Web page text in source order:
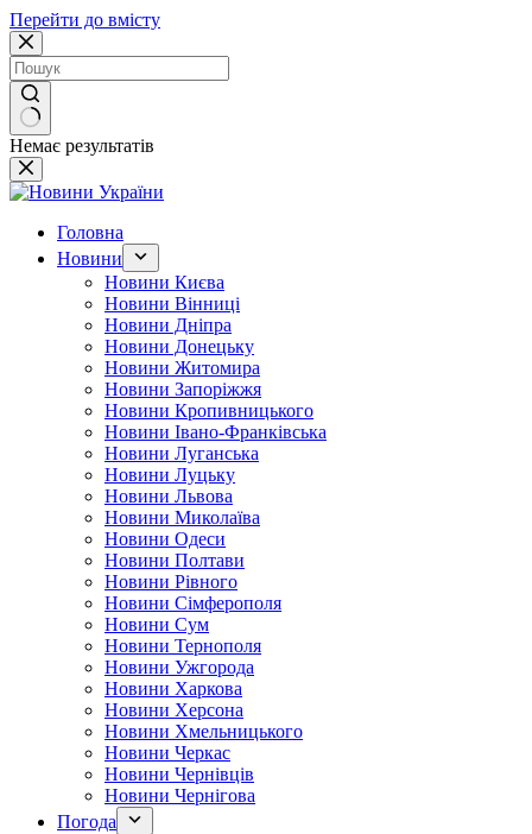
Перейти до вмісту
Немає результатів
Головна
Новини
Новини Києва
Новини Вінниці
Новини Дніпра
Новини Донецьку
Новини Житомира
Новини Запоріжжя
Новини Кропивницького
Новини Івано-Франківська
Новини Луганська
Новини Луцьку
Новини Львова
Новини Миколаїва
Новини Одеси
Новини Полтави
Новини Рівного
Новини Сімферополя
Новини Сум
Новини Тернополя
Новини Ужгорода
Новини Харкова
Новини Херсона
Новини Хмельницького
Новини Черкас
Новини Чернівців
Новини Чернігова
Погода